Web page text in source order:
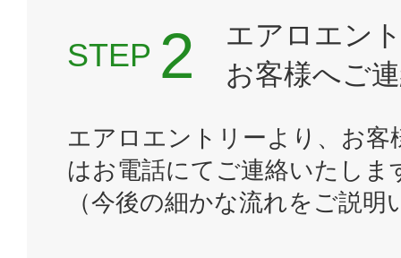
STEP
エアロエン
お客様へご
エアロエントリーより、お客
はお電話にてご連絡いたしま
（今後の細かな流れをご説